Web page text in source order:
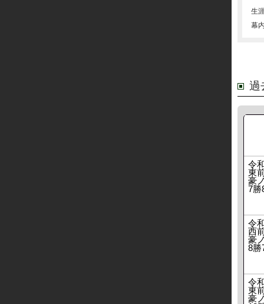
生
幕
過
令
東
豪
7勝
令
西
豪
8勝
令
東
豪